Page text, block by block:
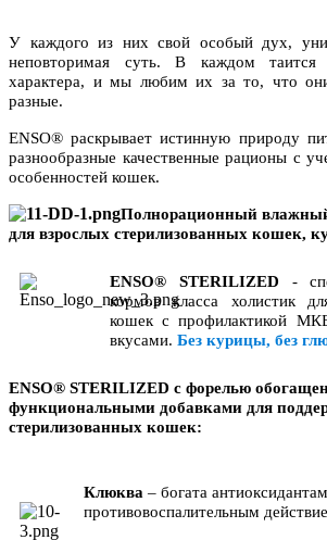
У каждого из них свой особый дух,
неповторимая суть. В каждом таится
характера, и мы любим их за то, что
разные.
ENSO® раскрывает истинную природу
разнообразные качественные рационы с
особенностей кошек.
Полнорационный
для взрослых стерилизованных кошек,
ENSO® STERILIZED -
кормов класса холистик
кошек с профилактикой
вкусами. Без курицы, без
ENSO® STERILIZED c форелью
функциональными добавками для
стерилизованных кошек:
Клюква – богата
противовоспалительным